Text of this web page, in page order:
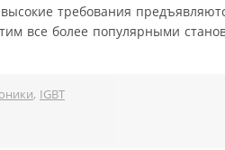
требования
все более популярными
, IGBT